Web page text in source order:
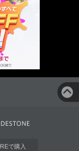
で購入